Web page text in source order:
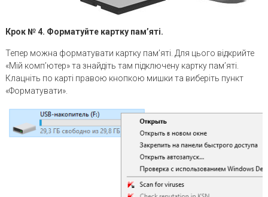
Крок № 4. Форматуйте картку пам’яті.
Тепер можна форматувати картку пам’яті. Для цього відкрийте
«Мій комп’ютер» та знайдіть там підключену картку пам’яті.
Клацніть по карті правою кнопкою мишки та виберіть пункт
«Форматувати».